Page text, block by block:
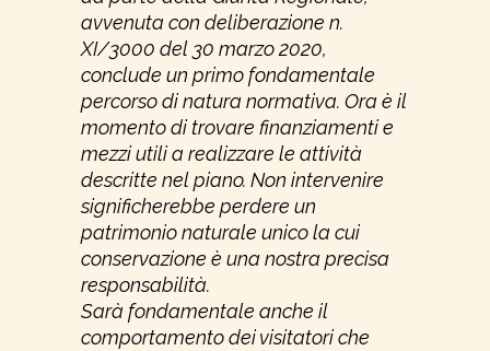
avvenuta con deliberazione n.
XI/3000 del 30 marzo 2020,
conclude un primo fondamentale
percorso di natura normativa. Ora è il
momento di trovare finanziamenti e
mezzi utili a realizzare le attività
descritte nel piano. Non intervenire
significherebbe perdere un
patrimonio naturale unico la cui
conservazione è una nostra precisa
responsabilità.
Sarà fondamentale anche il
comportamento dei visitatori che